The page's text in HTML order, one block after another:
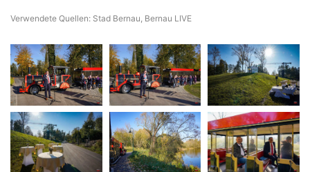
Verwendete Quellen: Stad Bernau, Bernau LIVE